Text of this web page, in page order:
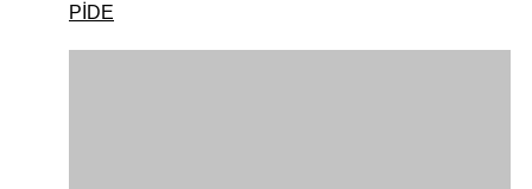
PİDE